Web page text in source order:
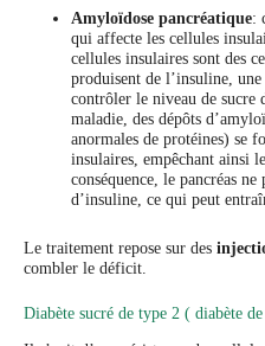
Amyloïdose pancréatique:
qui affecte les cellules
cellules insulaires sont des
produisent de l’insuline,
contrôler le niveau de sucre
maladie, des dépôts
anormales de protéines) se
insulaires, empêchant ainsi
conséquence, le pancréas
d’insuline, ce qui peut
Le traitement repose sur des
combler le déficit.
Diabète sucré de type 2 ( diabète